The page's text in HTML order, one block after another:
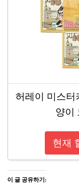
허레이 미스
양이
현재
이 글 공유하기: